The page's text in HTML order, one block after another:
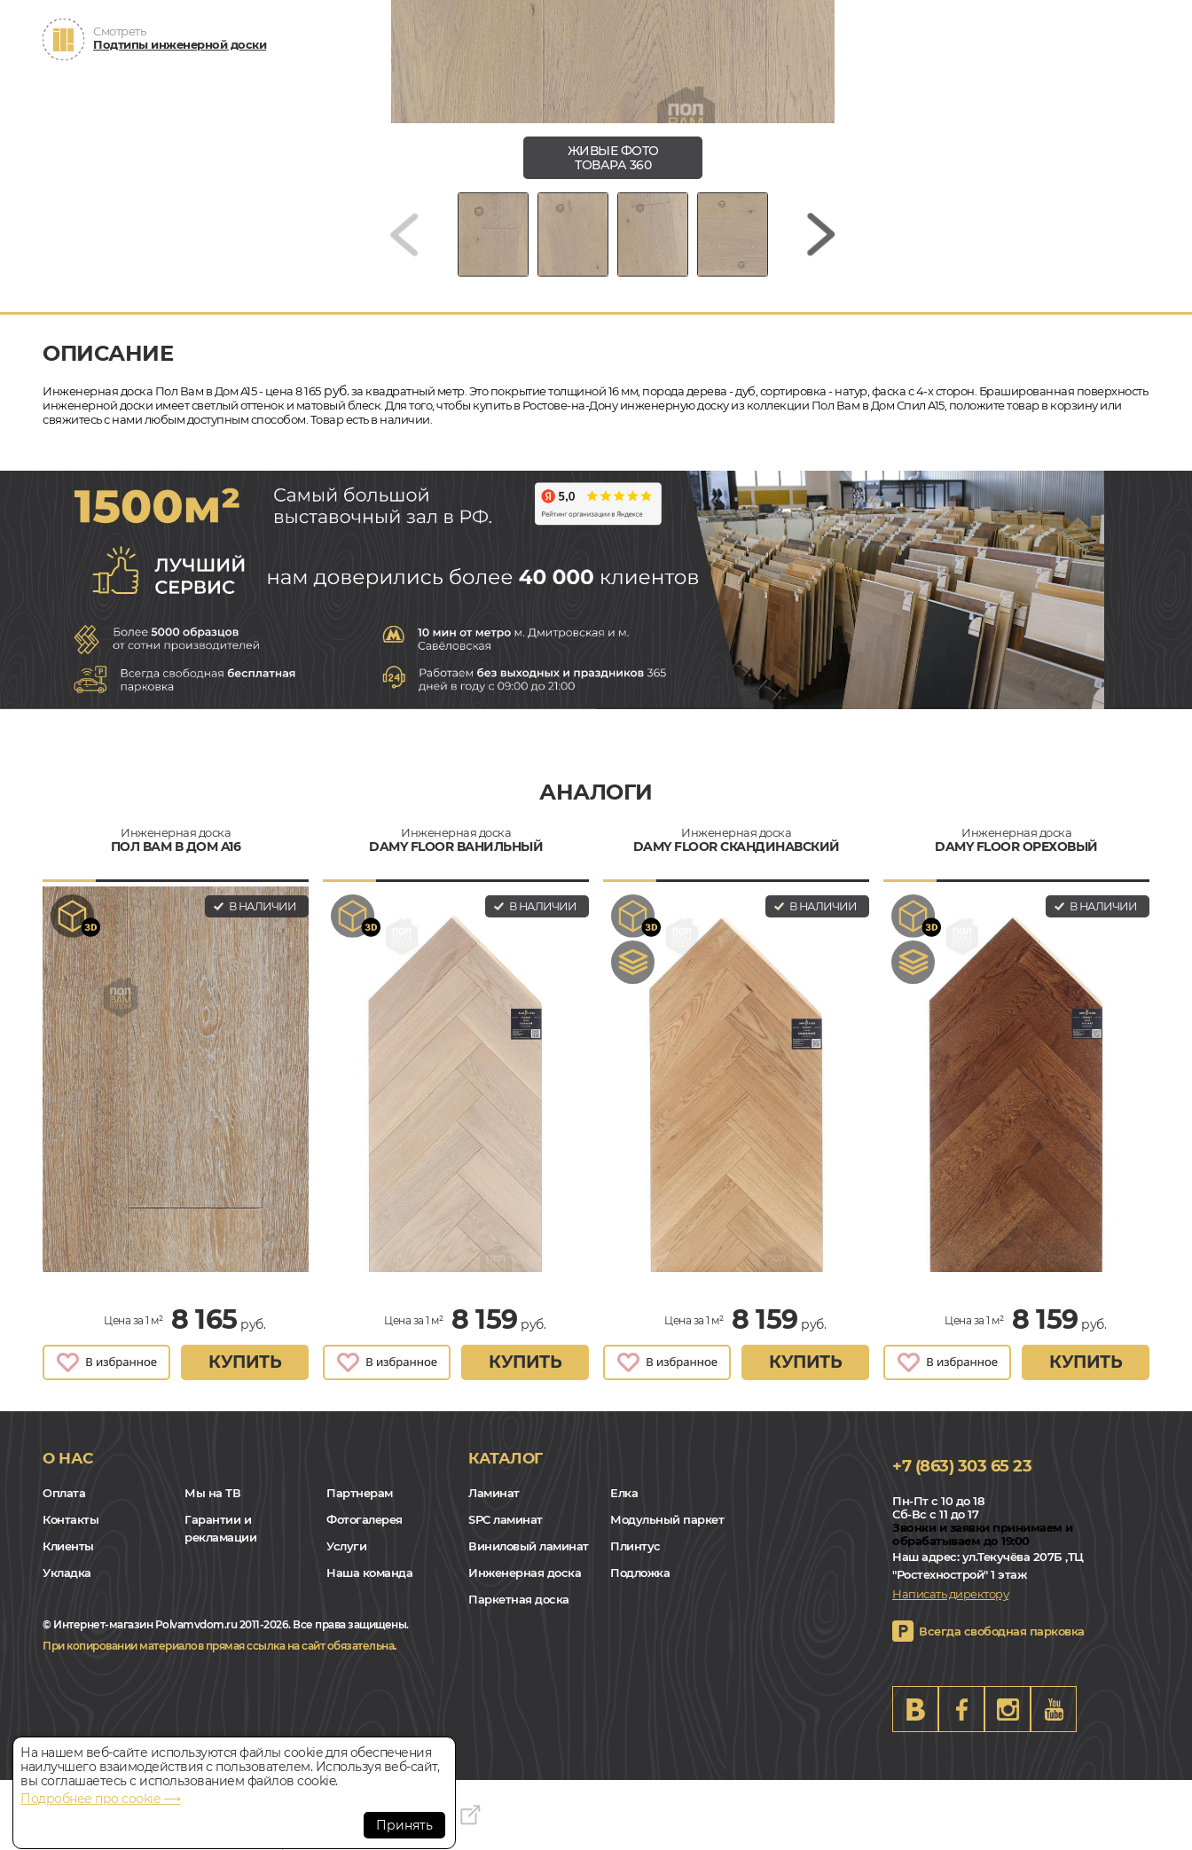
Смотреть
Подтипы инженерной доски
ЖИВЫЕ ФОТО
ТОВАРА 360
ОПИСАНИЕ
Инженерная доска Пол Вам в Дом A15 - цена 8 165руб.за квадратный метр. Это покрытие толщиной 16 мм, порода дерева - дуб, сортировка - натур, фаска с 4-х сторон. Брашированная поверхность
инженерной доски имеет светлый оттенок и матовый блеск. Для того, чтобы купить в Ростове-на-Дону инженерную доску из коллекции Пол Вам в Дом Спил A15, положите товар в корзину или
свяжитесь с нами любым доступным способом. Товар есть в наличии.
АНАЛОГИ
Инженерная доска
ПОЛ ВАМ В ДОМ A16
В НАЛИЧИИ
Цена за 1 м² 8 165 руб.
КУПИТЬ
Инженерная доска
DAMY FLOOR ВАНИЛЬНЫЙ
В НАЛИЧИИ
Цена за 1 м² 8 159 руб.
КУПИТЬ
Инженерная доска
DAMY FLOOR СКАНДИНАВСКИЙ
В НАЛИЧИИ
Цена за 1 м² 8 159 руб.
КУПИТЬ
Инженерная доска
DAMY FLOOR ОРЕХОВЫЙ
В НАЛИЧИИ
Цена за 1 м² 8 159 руб.
КУПИТЬ
О НАС
Оплата
Контакты
Клиенты
Укладка
Мы на ТВ
Гарантии и
рекламации
Партнерам
Фотогалерея
Услуги
Наша команда
КАТАЛОГ
Ламинат
SPC ламинат
Виниловый ламинат
Инженерная доска
Паркетная доска
Елка
Модульный паркет
Плинтус
Подложка
+7 (863) 303 65 23
Пн-Пт с 10 до 18
Сб-Вс с 11 до 17
Звонки и заявки принимаем и
обрабатываем до 19:00
Наш адрес:ул.Текучёва 207Б ,ТЦ
"Ростехнострой" 1 этаж
Написать директору
Всегда свободная парковка
© Интернет-магазин Polvamvdom.ru 2011-2026. Все права защищены.
При копировании материалов прямая ссылка на сайт обязательна.
На нашем веб-сайте используются файлы cookie для обеспечения
наилучшего взаимодействия с пользователем. Используя веб-сайт,
вы соглашаетесь с использованием файлов cookie.
Подробнее про cookie ⟶
Принять